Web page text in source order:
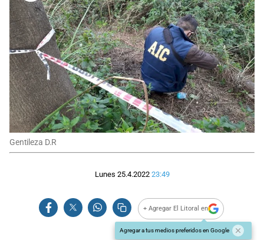
Gentileza D.R
Lunes 25.4.2022 23:49
+ Agregar El Litoral en
Agregar a tus medios preferidos en Google